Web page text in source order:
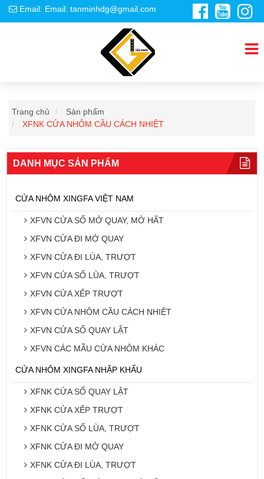
Email: Email: tanminhdg@gmail.com
Trang chủ
Sản phẩm
XFNK CỬA NHÔM CẦU CÁCH NHIỆT
DANH MỤC SẢN PHẨM
CỬA NHÔM XINGFA VIỆT NAM
XFVN CỬA SỔ MỞ QUAY, MỞ HẤT
XFVN CỬA ĐI MỞ QUAY
XFVN CỬA ĐI LÙA, TRƯỢT
XFVN CỬA SỔ LÙA, TRƯỢT
XFVN CỬA XẾP TRƯỢT
XFVN CỬA NHÔM CẦU CÁCH NHIỆT
XFVN CỬA SỔ QUAY LẬT
XFVN CÁC MẪU CỬA NHÔM KHÁC
CỬA NHÔM XINGFA NHẬP KHẨU
XFNK CỬA SỔ QUAY LẬT
XFNK CỬA XẾP TRƯỢT
XFNK CỬA SỔ LÙA, TRƯỢT
XFNK CỬA ĐI MỞ QUAY
XFNK CỬA ĐI LÙA, TRƯỢT